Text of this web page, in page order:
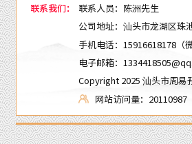
联系我们：
联系人员：陈洲先生
公司地址：汕头市龙湖区珠
手机电话： 15916618178
电子邮箱：
Copyright 2025 汕头市周
网站访问量：20110987